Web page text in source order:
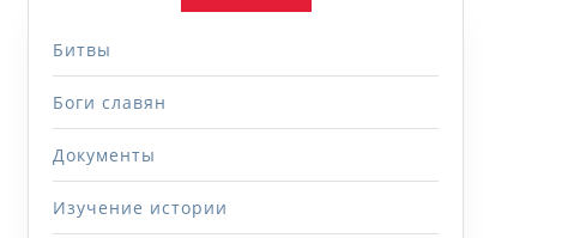
Битвы
Боги славян
Документы
Изучение истории